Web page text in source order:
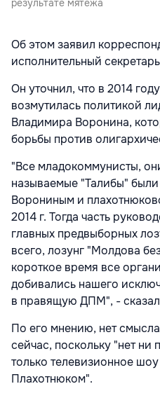
результате мятежа
Об этом заявил
исполнительный
Он уточнил, что в 2014
возмутилась политикой
Владимира Воронина,
борьбы против
"Все младокоммунисты,
называемые "Талибы"
Ворониным и
2014 г. Тогда часть
главных предвыборных
всего, лозунг "Молдова
короткое время все
добивались нашего
в правящую ДПМ", -
По его мнению, нет
сейчас, поскольку "нет ни
только телевизионное
Плахотнюком".